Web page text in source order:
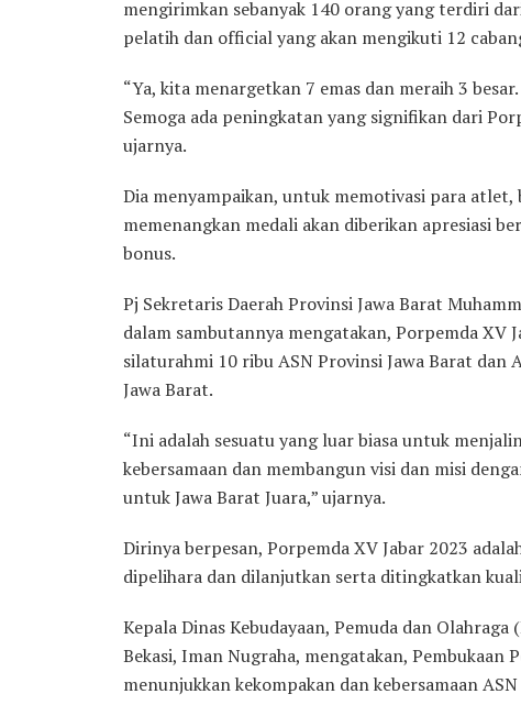
mengirimkan sebanyak 140 orang yang terdiri
pelatih dan official yang akan mengikuti 12
“Ya, kita menargetkan 7 emas dan meraih 3
Semoga ada peningkatan yang signifikan dari
ujarnya.
Dia menyampaikan, untuk memotivasi para atlet,
memenangkan medali akan diberikan apresiasi
bonus.
Pj Sekretaris Daerah Provinsi Jawa Barat
dalam sambutannya mengatakan, Porpemda XV
silaturahmi 10 ribu ASN Provinsi Jawa Barat dan
Jawa Barat.
“Ini adalah sesuatu yang luar biasa untuk
kebersamaan dan membangun visi dan misi
untuk Jawa Barat Juara,” ujarnya.
Dirinya berpesan, Porpemda XV Jabar 2023
dipelihara dan dilanjutkan serta ditingkatkan
Kepala Dinas Kebudayaan, Pemuda dan
Bekasi, Iman Nugraha, mengatakan, Pembukaan
menunjukkan kekompakan dan kebersamaan